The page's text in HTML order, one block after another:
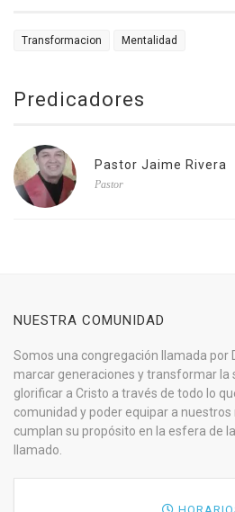
Transformacion Mentalidad
Predicadores
Pastor Jaime Rivera
Pastor
NUESTRA COMUNIDAD
Somos una congregación llamada por
marcar generaciones y transformar la
glorificar a Cristo a través de todo lo
comunidad y poder equipar a
cumplan su propósito en la esfera de
llamado.